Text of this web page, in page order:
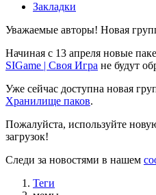
Закладки
Уважаемые авторы! Новая
Начиная с 13 апреля новые
SIGame | Своя Игра не будут
Уже сейчас доступна новая
Хранилище паков.
Пожалуйста, используйте
загрузок!
Следи за новостями в нашем
Теги